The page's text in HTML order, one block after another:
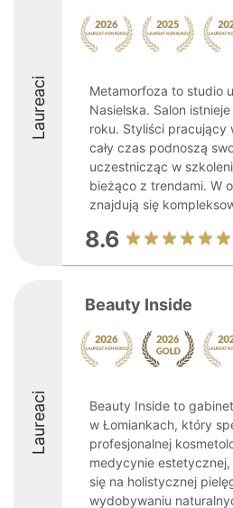
Laureaci
Metamorfoza to studio
Nasielska. Salon
roku. Styliści pracujący
cały czas podnoszą
uczestnicząc w
bieżąco z trendami. W
znajdują się
8.6
Laureaci
Beauty Inside
Beauty Inside to
w Łomiankach, który
profesjonalnej
medycynie
się na holistycznej
wydobywaniu